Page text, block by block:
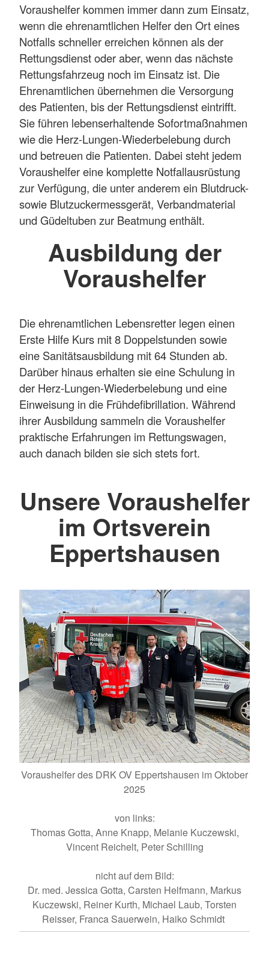
Voraushelfer kommen immer dann zum Einsatz,
wenn die ehrenamtlichen Helfer den Ort eines
Notfalls schneller erreichen können als der
Rettungsdienst oder aber, wenn das nächste
Rettungsfahrzeug noch im Einsatz ist. Die
Ehrenamtlichen übernehmen die Versorgung
des Patienten, bis der Rettungsdienst eintrifft.
Sie führen lebenserhaltende Sofortmaßnahmen
wie die Herz-Lungen-Wiederbelebung durch
und betreuen die Patienten. Dabei steht jedem
Voraushelfer eine komplette Notfallausrüstung
zur Verfügung, die unter anderem ein Blutdruck-
sowie Blutzuckermessgerät, Verbandmaterial
und Güdeltuben zur Beatmung enthält.
Ausbildung der
Voraushelfer
Die ehrenamtlichen Lebensretter legen einen
Erste Hilfe Kurs mit 8 Doppelstunden sowie
eine Sanitätsausbildung mit 64 Stunden ab.
Darüber hinaus erhalten sie eine Schulung in
der Herz-Lungen-Wiederbelebung und eine
Einweisung in die Frühdefibrillation. Während
ihrer Ausbildung sammeln die Voraushelfer
praktische Erfahrungen im Rettungswagen,
auch danach bilden sie sich stets fort.
Unsere Voraushelfer
im Ortsverein
Eppertshausen
Voraushelfer des DRK OV Eppertshausen im Oktober
2025
von links:
Thomas Gotta, Anne Knapp, Melanie Kuczewski,
Vincent Reichelt, Peter Schilling
nicht auf dem Bild:
Dr. med. Jessica Gotta, Carsten Helfmann, Markus
Kuczewski, Reiner Kurth, Michael Laub, Torsten
Reisser, Franca Sauerwein, Haiko Schmidt